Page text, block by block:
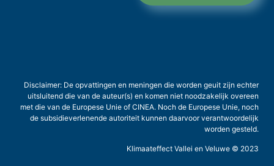
Disclaimer: De opvattingen en meningen die worden geuit zijn echter
uitsluitend die van de auteur(s) en komen niet noodzakelijk overeen
met die van de Europese Unie of CINEA. Noch de Europese Unie, noch
de subsidieverlenende autoriteit kunnen daarvoor verantwoordelijk
worden gesteld.
Klimaateffect Vallei en Veluwe © 2023